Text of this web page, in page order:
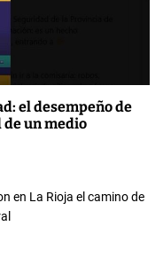
el desempeño de
de un medio